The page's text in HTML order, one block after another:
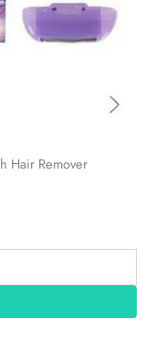
Hair Remover